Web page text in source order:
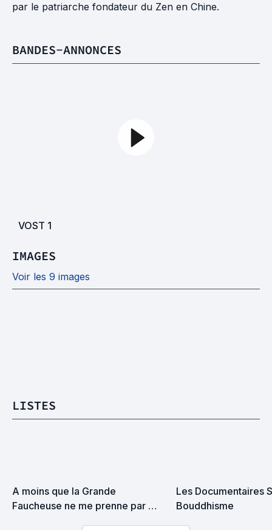
par le patriarche fondateur du Zen en Chine.
BANDES-ANNONCES
VOST 1
IMAGES
Voir les 9 images
LISTES
A moins que la Grande
Faucheuse ne me prenne par
Les Documentaires
Bouddhisme